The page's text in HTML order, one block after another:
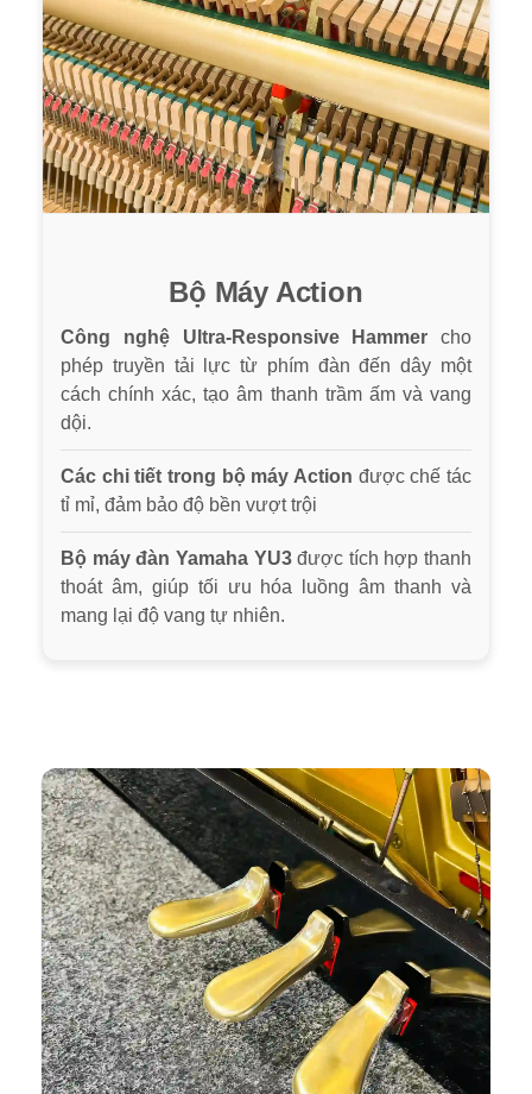
Bộ Máy Action
Công nghệ Ultra-Responsive Hammer cho
phép truyền tải lực từ phím đàn đến dây một
cách chính xác, tạo âm thanh trầm ấm và vang
dội.
Các chi tiết trong bộ máy Action được chế tác
tỉ mỉ, đảm bảo độ bền vượt trội
Bộ máy đàn Yamaha YU3được tích hợp thanh
thoát âm, giúp tối ưu hóa luồng âm thanh và
mang lại độ vang tự nhiên.